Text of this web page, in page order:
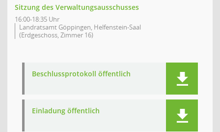
Sitzung des Verwaltungsausschusses
16:00-18:35 Uhr
Landratsamt Göppingen, Helfenstein-Saal
(Erdgeschoss, Zimmer 16)
Beschlussprotokoll öffentlich
Einladung öffentlich